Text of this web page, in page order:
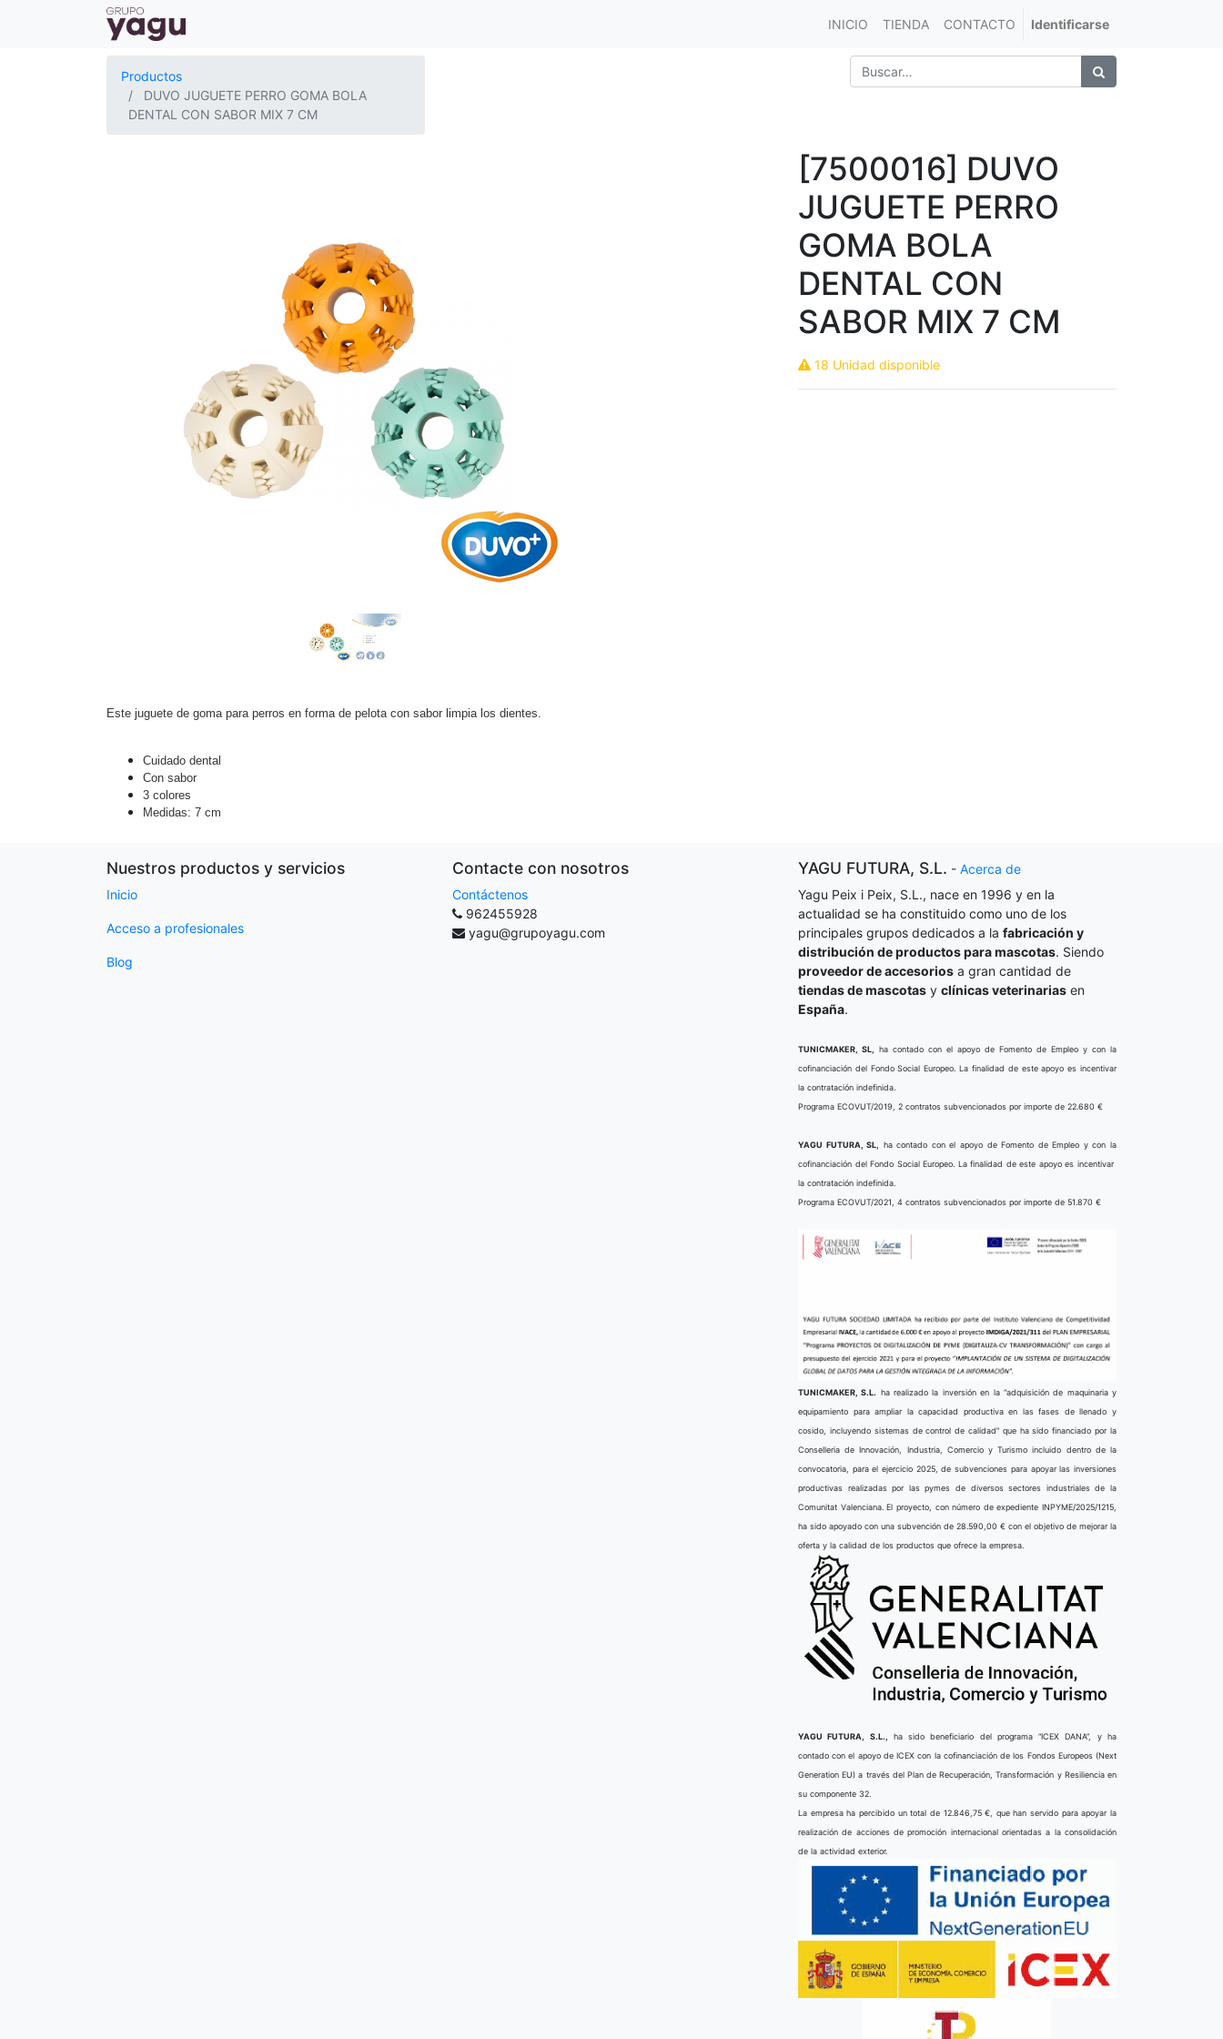
INICIO TIENDA CONTACTO Identificarse
Productos
DUVO JUGUETE PERRO GOMA BOLA
DENTAL CON SABOR MIX 7 CM
Este juguete de goma para perros en forma de pelota con sabor limpia los dientes.
Cuidado dental
Con sabor
3 colores
Medidas: 7 cm
[7500016] DUVO
JUGUETE PERRO
GOMA BOLA
DENTAL CON
SABOR MIX 7 CM
18 Unidad disponible
Nuestros productos y servicios
Inicio
Acceso a profesionales
Blog
Contacte con nosotros
Contáctenos
962455928
yagu@grupoyagu.com
YAGU FUTURA, S.L. - Acerca de
Yagu Peix i Peix, S.L., nace en 1996 y en la
actualidad se ha constituido como uno de los
principales grupos dedicados a la fabricación y
distribución de productos para mascotas. Siendo
proveedor de accesorios a gran cantidad de
tiendas de mascotas y clínicas veterinarias en
España.
TUNICMAKER, SL,
ha contado con el apoyo de Fomento de Empleo y con la
cofinanciación del Fondo Social Europeo. La finalidad de este apoyo es incentivar
la contratación indefinida.
Programa ECOVUT/2019, 2 contratos subvencionados por importe de 22.680 €
YAGU FUTURA, SL,
ha contado con el apoyo de Fomento de Empleo y con la
cofinanciación del Fondo Social Europeo. La finalidad de este apoyo es incentivar
la contratación indefinida.
Programa ECOVUT/2021, 4 contratos subvencionados por importe de 51.870 €
TUNICMAKER, S.L. ha realizado la inversión en la “adquisición de maquinaria y
equipamiento para ampliar la capacidad productiva en las fases de llenado y
cosido, incluyendo sistemas de control de calidad” que ha sido financiado por la
Conselleria de Innovación, Industria, Comercio y Turismo incluido dentro de la
convocatoria, para el ejercicio 2025, de subvenciones para apoyar las inversiones
productivas realizadas por las pymes de diversos sectores industriales de la
Comunitat Valenciana. El proyecto, con número de expediente INPYME/2025/1215,
ha sido apoyado con una subvención de 28.590,00 € con el objetivo de mejorar la
oferta y la calidad de los productos que ofrece la empresa.
YAGU FUTURA, S.L.,
ha sido beneficiario del programa “ICEX DANA”, y ha
contado con el apoyo de ICEX con la cofinanciación de los Fondos Europeos (Next
Generation EU) a través del Plan de Recuperación, Transformación y Resiliencia en
su componente 32.
La empresa ha percibido un total de 12.846,75 €, que han servido para apoyar la
realización de acciones de promoción internacional orientadas a la consolidación
de la actividad exterior.